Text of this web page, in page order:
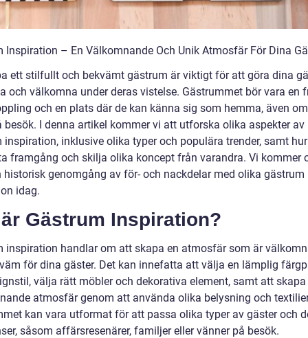
Inspiration – En Välkomnande Och Unik Atmosfär För Dina
ett stilfullt och bekvämt gästrum är viktigt för att göra dina
och välkomna under deras vistelse. Gästrummet bör vara en
och en plats där de kan känna sig som hemma, även
besök. I denna artikel kommer vi att utforska olika aspekter av
inspiration, inklusive olika typer och populära trender, samt
framgång och skilja olika koncept från varandra. Vi kommer
historisk genomgång av för- och nackdelar med olika gästrum
idag.
Gästrum Inspiration?
inspiration handlar om att skapa en atmosfär som är
för dina gäster. Det kan innefatta att välja en lämplig
välja rätt möbler och dekorativa element, samt att skapa
atmosfär genom att använda olika belysning och
kan vara utformat för att passa olika typer av gäster och
såsom affärsresenärer, familjer eller vänner på besök.